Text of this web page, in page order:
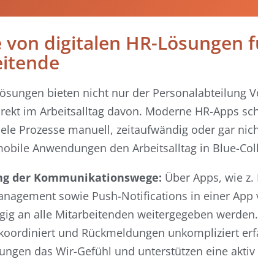
digitalen HR-Lösungen
bieten nicht nur der Personalabteilung
im Arbeitsalltag davon. Moderne HR-Apps
Prozesse manuell, zeitaufwändig oder gar
Anwendungen den Arbeitsalltag in Blue-
der Kommunikationswege: Über Apps, wie
sowie Push-Notifications in einer
an alle Mitarbeitenden weitergegeben
und Rückmeldungen unkompliziert
das Wir-Gefühl und unterstützen eine